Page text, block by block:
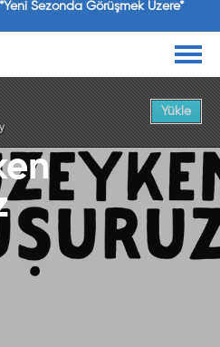
*Yeni Sezonda Görüşmek Üzere*
ETKİNLİK
Yükle